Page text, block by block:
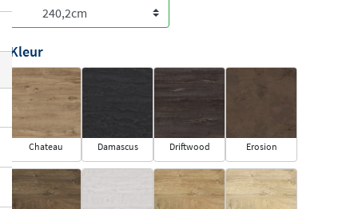
Kleur
Chateau Damascus Driftwood Erosion